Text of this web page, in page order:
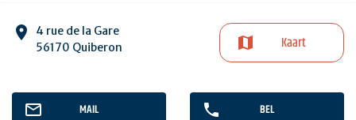
4 rue de la Gare
56170 Quiberon
Kaart
MAIL BEL